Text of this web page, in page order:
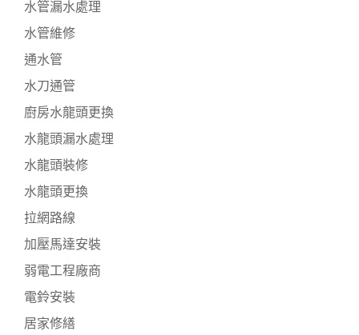
水管漏水處理
水管維修
通水管
水刀通管
廚房水龍頭更換
水龍頭漏水處理
水龍頭裝修
水龍頭更換
拉網路線
加壓馬達安裝
弱電工程廠商
電鈴安裝
居家修繕